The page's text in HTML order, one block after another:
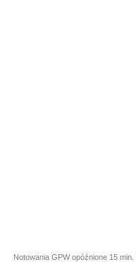
Notowania GPW opóźnione 15 min.